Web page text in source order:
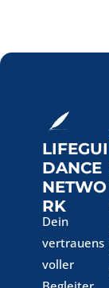
LIFEGUI
DANCE
NETWO
RK
Dein
vertrauens
voller